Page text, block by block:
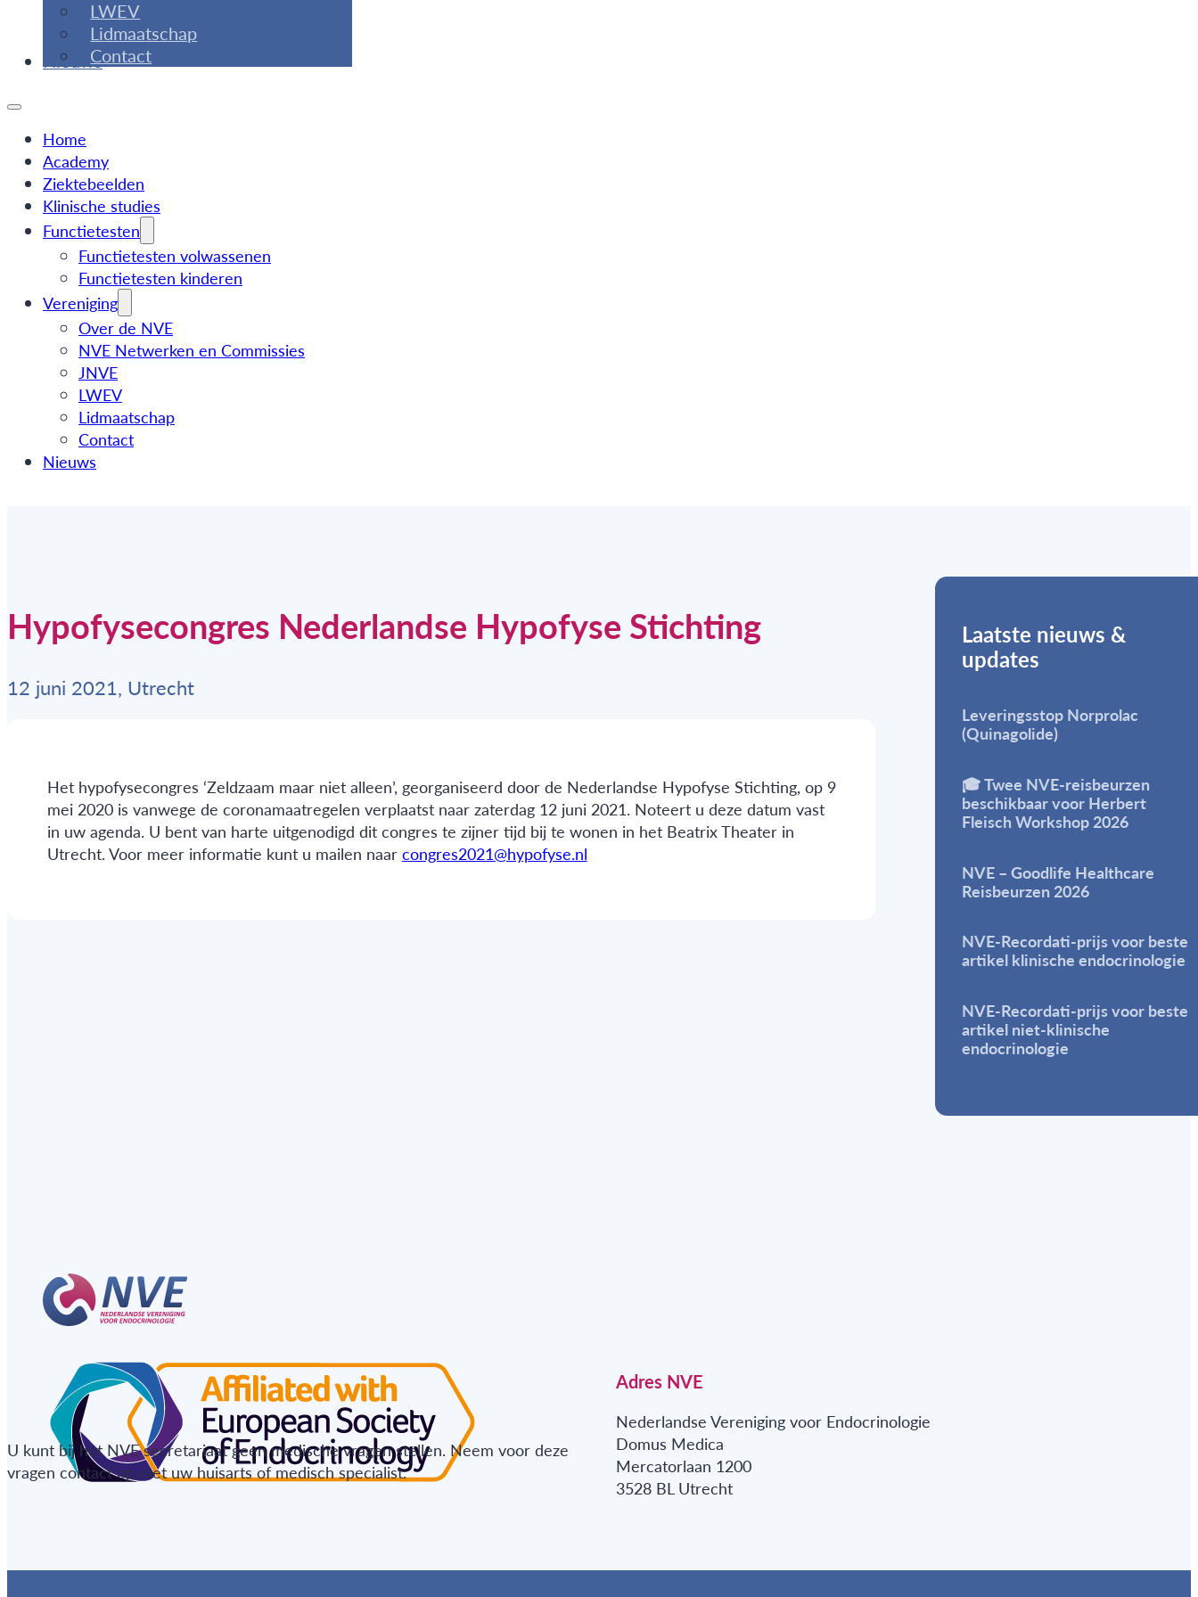
LWEV
Lidmaatschap
Contact
Nieuws
Home
Academy
Ziektebeelden
Klinische studies
Functietesten
Functietesten volwassenen
Functietesten kinderen
Vereniging
Over de NVE
NVE Netwerken en Commissies
JNVE
LWEV
Lidmaatschap
Contact
Nieuws
Hypofysecongres Nederlandse Hypofyse Stichting
12 juni 2021, Utrecht
Het hypofysecongres ‘Zeldzaam maar niet alleen’, georganiseerd door de Nederlandse Hypofyse Stichting, op 9
mei 2020 is vanwege de coronamaatregelen verplaatst naar zaterdag 12 juni 2021. Noteert u deze datum vast
in uw agenda. U bent van harte uitgenodigd dit congres te zijner tijd bij te wonen in het Beatrix Theater in
Utrecht. Voor meer informatie kunt u mailen naar congres2021@hypofyse.nl
Laatste nieuws &
updates
Leveringsstop Norprolac
(Quinagolide)
🎓 Twee NVE-reisbeurzen
beschikbaar voor Herbert
Fleisch Workshop 2026
NVE – Goodlife Healthcare
Reisbeurzen 2026
NVE-Recordati-prijs voor beste
artikel klinische endocrinologie
NVE-Recordati-prijs voor beste
artikel niet-klinische
endocrinologie
U kunt bij het NVE secretariaat geen medische vragen stellen. Neem voor deze
vragen contact op met uw huisarts of medisch specialist.
Adres NVE
Nederlandse Vereniging voor Endocrinologie
Domus Medica
Mercatorlaan 1200
3528 BL Utrecht